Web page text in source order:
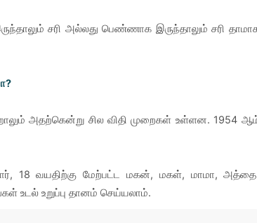
சரி அல்லது பெண்ணாக இருந்தாலும் சரி
அதற்கென்று சில விதி முறைகள் உள்ளன. 1954
18 வயதிற்கு மேற்பட்ட மகன், மகள், மாமா,
உடல் உறுப்பு தானம் செய்யலாம்.